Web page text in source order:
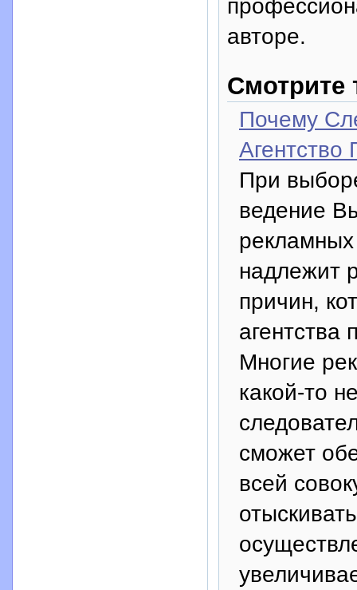
авторе.
Смотрите
Почему
Агентство
При
ведение
надлежит
причин,
Многие
какой-то
сможет
всей